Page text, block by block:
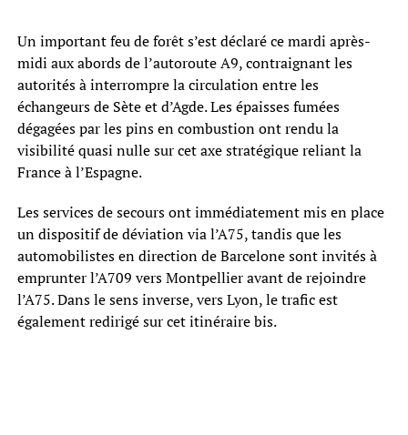
Un important feu de forêt s’est déclaré ce mardi après-
midi aux abords de l’autoroute A9, contraignant les
autorités à interrompre la circulation entre les
échangeurs de Sète et d’Agde. Les épaisses fumées
dégagées par les pins en combustion ont rendu la
visibilité quasi nulle sur cet axe stratégique reliant la
France à l’Espagne.
Les services de secours ont immédiatement mis en place
un dispositif de déviation via l’A75, tandis que les
automobilistes en direction de Barcelone sont invités à
emprunter l’A709 vers Montpellier avant de rejoindre
l’A75. Dans le sens inverse, vers Lyon, le trafic est
également redirigé sur cet itinéraire bis.